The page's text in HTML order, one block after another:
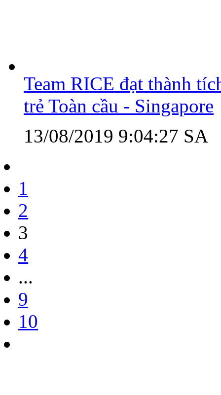
Team RICE đạt thành
trẻ Toàn cầu - Singapore
13/08/2019 9:04:27 SA
1
2
3
4
...
9
10